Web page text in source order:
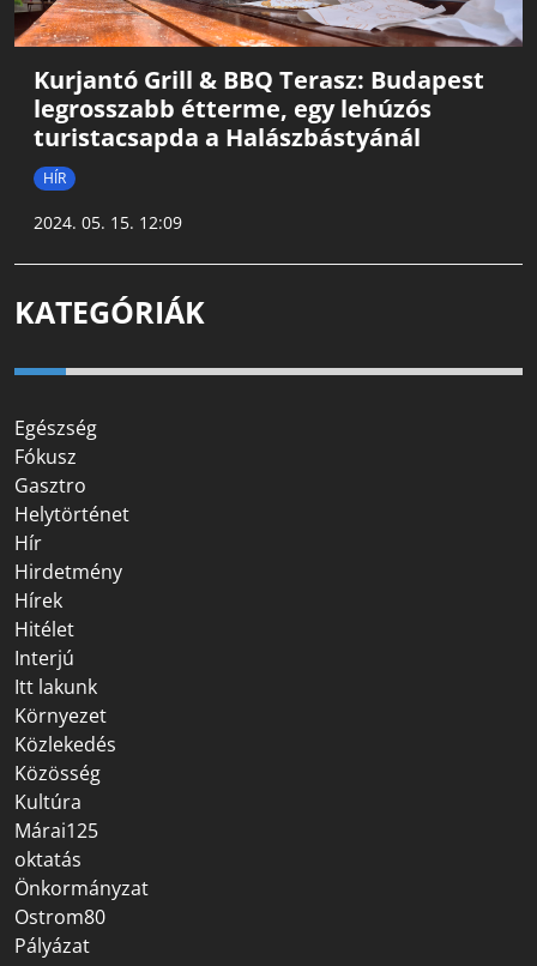
Kurjantó Grill & BBQ Terasz: Budapest
legrosszabb étterme, egy lehúzós
turistacsapda a Halászbástyánál
HÍR
2024. 05. 15. 12:09
KATEGÓRIÁK
Egészség
Fókusz
Gasztro
Helytörténet
Hír
Hirdetmény
Hírek
Hitélet
Interjú
Itt lakunk
Környezet
Közlekedés
Közösség
Kultúra
Márai125
oktatás
Önkormányzat
Ostrom80
Pályázat